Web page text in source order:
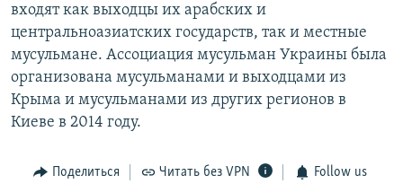
входят как выходцы их арабских и
центральноазиатских государств, так и местные
мусульмане. Ассоциация мусульман Украины была
организована мусульманами и выходцами из
Крыма и мусульманами из других регионов в
Киеве в 2014 году.
Поделиться Читать без VPN Follow us